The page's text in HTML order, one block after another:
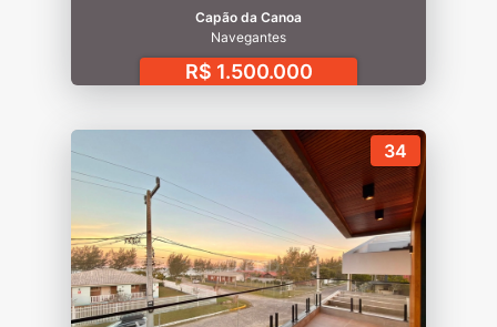
Capão da Canoa
Navegantes
R$ 1.500.000
34